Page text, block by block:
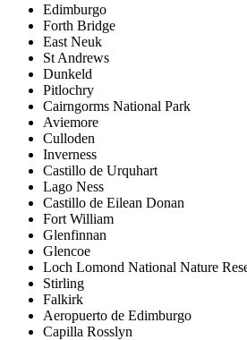
Edimburgo
Forth Bridge
East Neuk
St Andrews
Dunkeld
Pitlochry
Cairngorms National Park
Aviemore
Culloden
Inverness
Castillo de Urquhart
Lago Ness
Castillo de Eilean Donan
Fort William
Glenfinnan
Glencoe
Loch Lomond National Nature
Stirling
Falkirk
Aeropuerto de Edimburgo
Capilla Rosslyn